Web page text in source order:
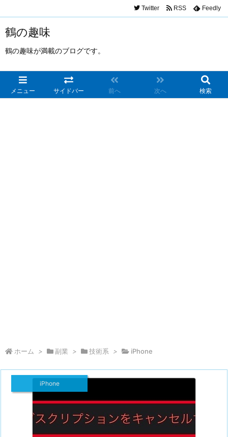
鶴の趣味
鶴の趣味が満載のブログです。
メニュー サイドバー 前へ 次へ 検索
Twitter RSS Feedly
ホーム > 副業 > 技術系 > iPhone
iPhone